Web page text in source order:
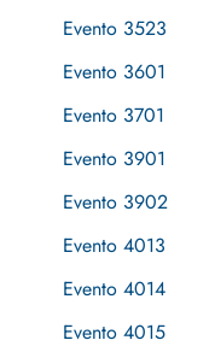
Evento 3523
Evento 3601
Evento 3701
Evento 3901
Evento 3902
Evento 4013
Evento 4014
Evento 4015